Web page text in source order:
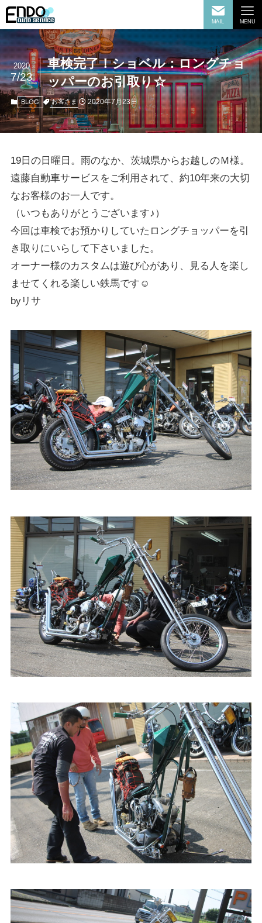
MAIL MENU
車検完了！ショベル：ロングチョ
ッパーのお引取り☆
2020
7/23
BLOG お客さま 2020年7月23日
19日の日曜日。雨のなか、茨城県からお越しのＭ様。
遠藤自動車サービスをご利用されて、約10年来の大切
なお客様のお一人です。
（いつもありがとうございます♪）
今回は車検でお預かりしていたロングチョッパーを引
き取りにいらして下さいました。
オーナー様のカスタムは遊び心があり、見る人を楽し
ませてくれる楽しい鉄馬です☺︎
byリサ